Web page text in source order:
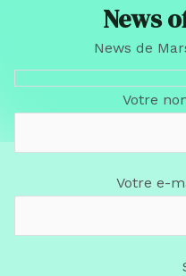
News
News de
Votre
Votre e-